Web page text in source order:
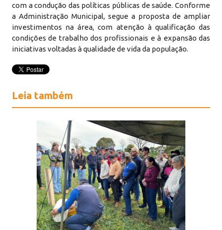
com a condução das políticas públicas de saúde. Conforme
a Administração Municipal, segue a proposta de ampliar
investimentos na área, com atenção à qualificação das
condições de trabalho dos profissionais e à expansão das
iniciativas voltadas à qualidade de vida da população.
Leia também